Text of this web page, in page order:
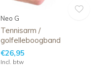
Neo G
Tennisarm /
golfelleboogband
€26,95
Incl. btw